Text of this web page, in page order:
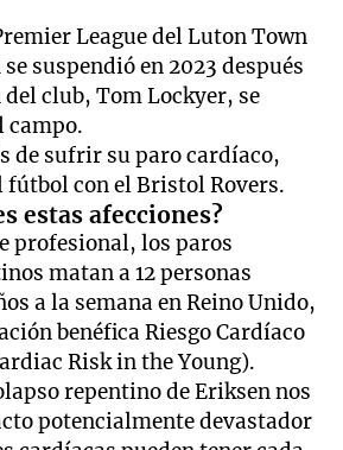
League del Luton Town
suspendió en 2023 después
club, Tom Lockyer, se
campo.
de sufrir su paro cardíaco,
con el Bristol Rovers.
estas afecciones?
profesional, los paros
matan a 12 personas
a la semana en Reino Unido,
benéfica Riesgo Cardíaco
Risk in the Young).
repentino de Eriksen nos
potencialmente devastador